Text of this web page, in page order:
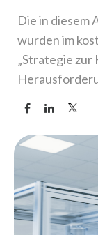
Die in diesem
wurden im
„Strategie zur